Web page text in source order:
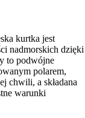
kurtka jest
nadmorskich dzięki
to podwójne
polarem,
chwili, a składana
warunki